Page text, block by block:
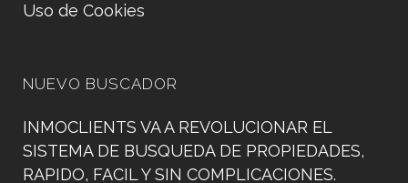
Uso de Cookies
NUEVO BUSCADOR
INMOCLIENTS VA A REVOLUCIONAR EL
SISTEMA DE BUSQUEDA DE PROPIEDADES,
RAPIDO, FACIL Y SIN COMPLICACIONES.